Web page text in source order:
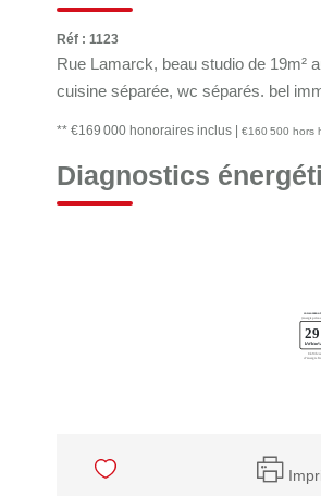
Réf : 1123
Rue Lamarck, beau studio de 19m²
cuisine séparée, wc séparés. bel
** €169 000 honoraires inclus €160 500 hors
Diagnostics